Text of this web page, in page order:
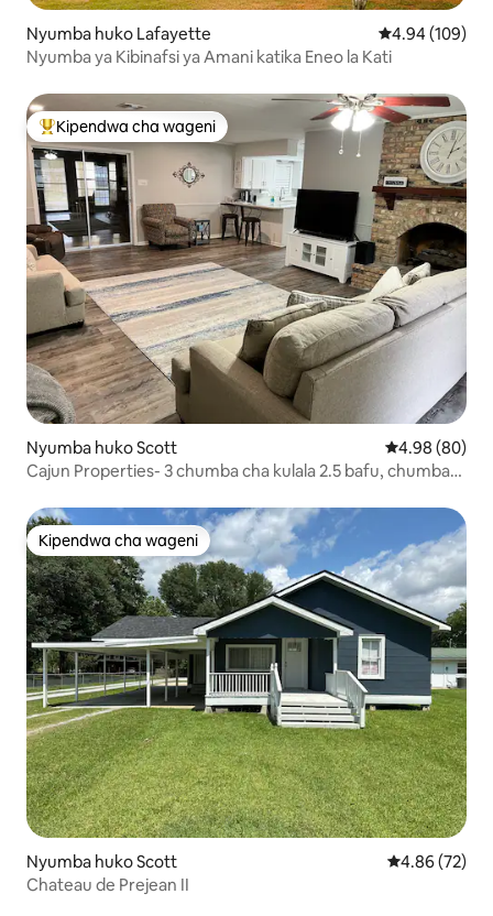
Nyumba huko Lafayette Ukadiriaji wa
4.94 (109)
Nyumba ya Kibinafsi ya Amani katika Eneo la Kati
Kipendwa maarufu cha wageni
Kipendwa cha wageni
Nyumba huko Scott Ukadiriaji wa
4.98 (80)
Cajun Properties- 3 chumba cha kulala 2.5 bafu, chumba
Kipendwa cha wageni
Kipendwa cha wageni
Nyumba huko Scott Ukadiriaji wa
4.86 (72)
Chateau de Prejean II